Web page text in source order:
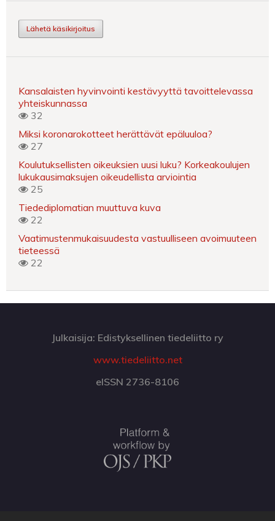
Lähetä käsikirjoitus
Kansalaisten hyvinvointi kestävyyttä tavoittelevassa
yhteiskunnassa
32
Miksi koronarokotteet herättävät epäluuloa?
27
Koulutuksellisten oikeuksien uusi luku? Korkeakoulujen
lukukausimaksujen oikeudellista arviointia
25
Tiedediplomatian muuttuva kuva
22
Vaatimustenmukaisuudesta vastuulliseen avoimuuteen
tieteessä
22
Julkaisija: Edistyksellinen tiedeliitto ry
www.tiedeliitto.net
eISSN 2736-8106